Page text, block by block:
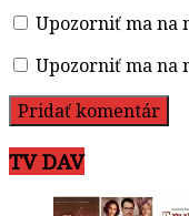
Upozorniť ma na
Upozorniť ma na
TV DAV